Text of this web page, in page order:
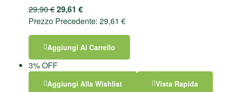
29,90€29,61 €
Prezzo Precedente: 29,61 €
Aggiungi Al Carrello
3% OFF
Aggiungi Alla Wishlist Vista Rapida